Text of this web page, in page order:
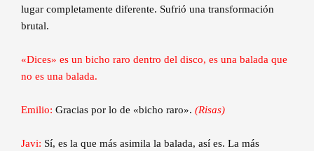
lugar completamente diferente. Sufrió una transformación
brutal.
«Dices» es un bicho raro dentro del disco, es una balada que
no es una balada.
Emilio: Gracias por lo de «bicho raro». (Risas)
Javi: Sí, es la que más asimila la balada, así es. La más